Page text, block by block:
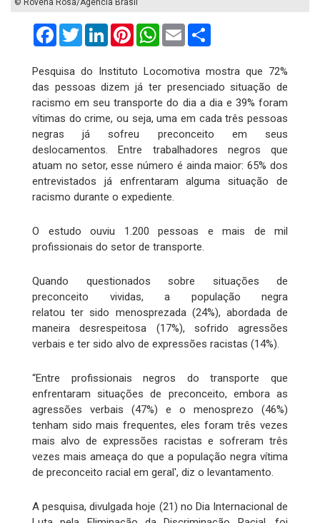
© Rovena Rosa/Agência Brasil
FacebookTwitterLinkedInPinterestWhatsApp
Email
Pesquisa do Instituto Locomotiva mostra que 72%
das pessoas dizem já ter presenciado situação de
racismo em seu transporte do dia a dia e 39% foram
vítimas do crime, ou seja, uma em cada três pessoas
negras já sofreu preconceito em seus
deslocamentos. Entre trabalhadores negros que
atuam no setor, esse número é ainda maior: 65% dos
entrevistados já enfrentaram alguma situação de
racismo durante o expediente.
O estudo ouviu 1.200 pessoas e mais de mil
profissionais do setor de transporte.
Quando questionados sobre situações de
preconceito vividas, a população negra
relatou ter sido menosprezada (24%), abordada de
maneira desrespeitosa (17%), sofrido agressões
verbais e ter sido alvo de expressões racistas (14%).
“Entre profissionais negros do transporte que
enfrentaram situações de preconceito, embora as
agressões verbais (47%) e o menosprezo (46%)
tenham sido mais frequentes, eles foram três vezes
mais alvo de expressões racistas e sofreram três
vezes mais ameaça do que a população negra vítima
de preconceito racial em geral', diz o levantamento.
A pesquisa, divulgada hoje (21) no Dia Internacional de